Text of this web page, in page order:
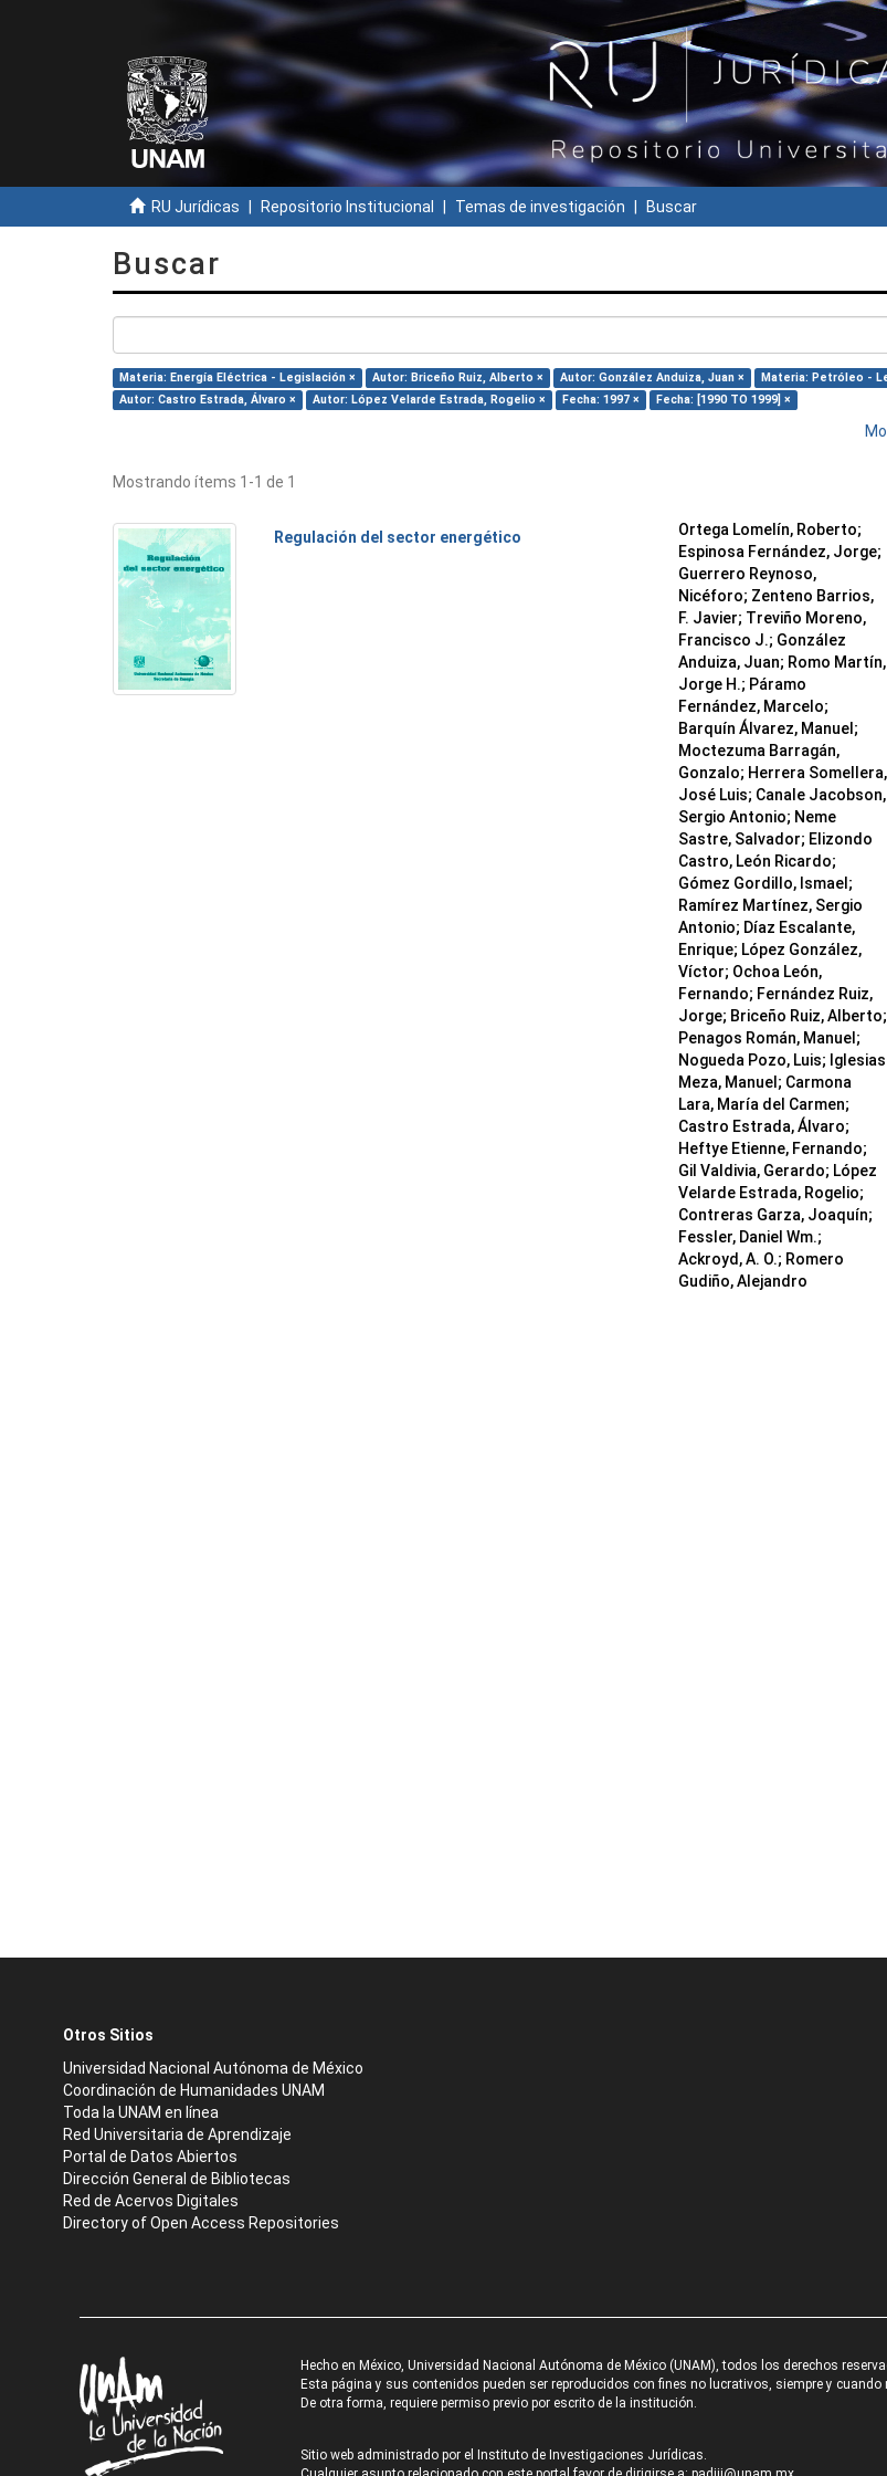
RU Jurídicas Repositorio Institucional Temas de investigación Buscar
Buscar
Materia: Energía Eléctrica - Legislación × Autor: Briceño Ruiz, Alberto × Autor: González Anduiza, Juan ×
Materia: Petróleo -
Autor: Castro Estrada, Álvaro ×
Autor: López Velarde Estrada, Rogelio × Fecha: 1997 × Fecha: [1990 TO 1999] ×
Mostrando ítems 1-1 de 1
Regulación del sector energético
Ortega Lomelín, Roberto;
Espinosa Fernández, Jorge;
Guerrero Reynoso,
Nicéforo; Zenteno Barrios,
F. Javier; Treviño Moreno,
Francisco J.; González
Anduiza, Juan; Romo Martín,
Jorge H.; Páramo
Fernández, Marcelo;
Barquín Álvarez, Manuel;
Moctezuma Barragán,
Gonzalo; Herrera Somellera,
José Luis; Canale Jacobson,
Sergio Antonio; Neme
Sastre, Salvador; Elizondo
Castro, León Ricardo;
Gómez Gordillo, Ismael;
Ramírez Martínez, Sergio
Antonio; Díaz Escalante,
Enrique; López González,
Víctor; Ochoa León,
Fernando; Fernández Ruiz,
Jorge; Briceño Ruiz, Alberto;
Penagos Román, Manuel;
Nogueda Pozo, Luis; Iglesias
Meza, Manuel; Carmona
Lara, María del Carmen;
Castro Estrada, Álvaro;
Heftye Etienne, Fernando;
Gil Valdivia, Gerardo; López
Velarde Estrada, Rogelio;
Contreras Garza, Joaquín;
Fessler, Daniel Wm.;
Ackroyd, A. O.; Romero
Gudiño, Alejandro
Otros Sitios
Universidad Nacional Autónoma de México
Coordinación de Humanidades UNAM
Toda la UNAM en línea
Red Universitaria de Aprendizaje
Portal de Datos Abiertos
Dirección General de Bibliotecas
Red de Acervos Digitales
Directory of Open Access Repositories
Hecho en México, Universidad Nacional Autónoma de México (UNAM), todos los derechos
Esta página y sus contenidos pueden ser reproducidos con fines no lucrativos, siempre y
De otra forma, requiere permiso previo por escrito de la institución.
Sitio web administrado por el Instituto de Investigaciones Jurídicas.